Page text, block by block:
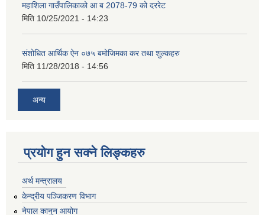
महाशिला गाउँपालिकाको आ ब 2078-79 को दररेट
मिति 10/25/2021 - 14:23
संशोधित आर्थिक ऐन ०७५ बमोजिमका कर तथा शुल्कहरु
मिति 11/28/2018 - 14:56
अन्य
प्रयोग हुन सक्ने लिङ्कहरु
अर्थ मन्त्रालय
केन्द्रीय पञ्जिकरण विभाग
नेपाल कानुन आयोग